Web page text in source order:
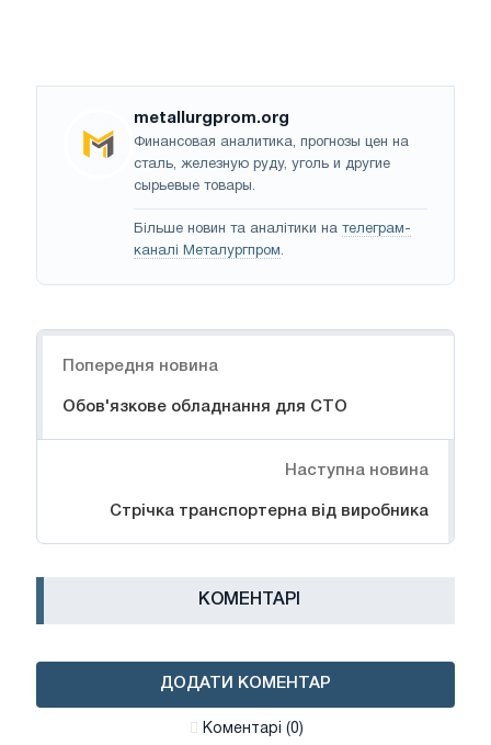
metallurgprom.org
Финансовая аналитика, прогнозы цен на
сталь, железную руду, уголь и другие
сырьевые товары.
Більше новин та аналітики на телеграм-
каналі Металургпром.
Попередня новина
Обов'язкове обладнання для СТО
Наступна новина
Стрічка транспортерна від виробника
КОМЕНТАРІ
ДОДАТИ КОМЕНТАР
Коментарі (0)